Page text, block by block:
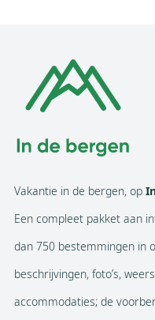
Vakantie in de bergen, op
Een compleet pakket aan
dan 750 bestemmingen in
beschrijvingen, foto’s,
accommodaties; de